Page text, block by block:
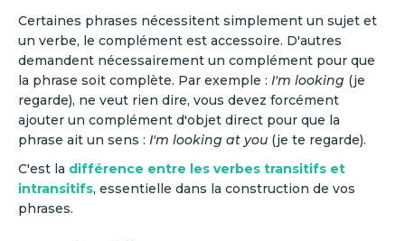
Certaines phrases nécessitent simplement un sujet et
un verbe, le complément est accessoire. D'autres
demandent nécessairement un complément pour que
la phrase soit complète. Par exemple : I'm looking (je
regarde), ne veut rien dire, vous devez forcément
ajouter un complément d'objet direct pour que la
phrase ait un sens : I'm looking at you (je te regarde).
C'est la différence entre les verbes transitifs et
intransitifs, essentielle dans la construction de vos
phrases.‍